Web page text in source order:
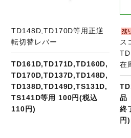
TD148D,TD170D等用正逆
転切替レバー
TD161D,TD171D,TD160D,
TD170D,TD137D,TD148D,
TD138D,TD149D,TS131D,
TS141D等用 100円(税込
110円)
ス
在
品
終
円)